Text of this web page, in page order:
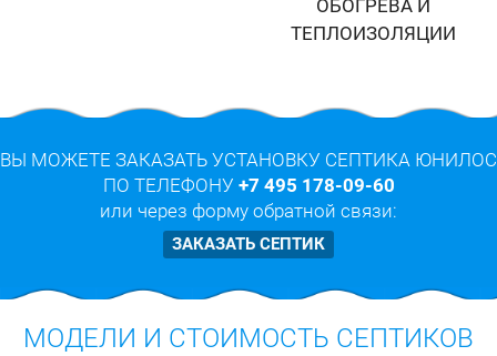
ОБОГРЕВА И
ТЕПЛОИЗОЛЯЦИИ
ВЫ МОЖЕТЕ ЗАКАЗАТЬ УСТАНОВКУ СЕПТИКА ЮНИЛОС
ПО ТЕЛЕФОНУ +7 495 178-09-60
или через форму обратной связи:
ЗАКАЗАТЬ СЕПТИК
МОДЕЛИ И СТОИМОСТЬ СЕПТИКОВ